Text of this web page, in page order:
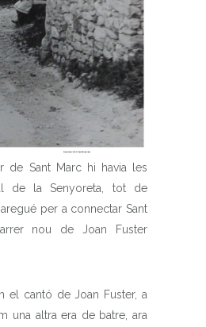
de Sant Marc hi havia les
de la Senyoreta, tot de
per a connectar Sant
nou de Joan Fuster
el cantó de Joan Fuster, a
una altra era de batre, ara